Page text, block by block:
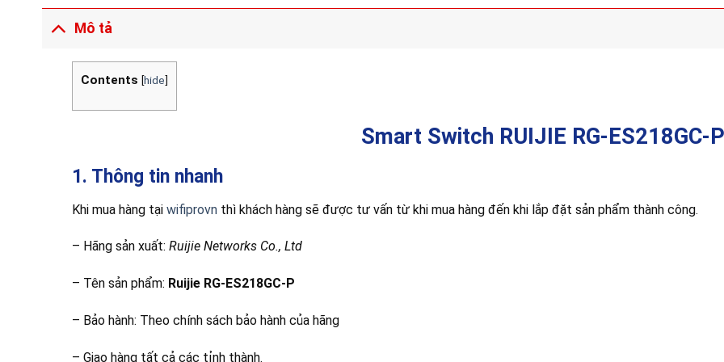
Mô tả
Contents [hide]
Smart Switch RUIJIE RG-ES218GC-P
1. Thông tin nhanh
Khi mua hàng tại wifiprovnthì khách hàng sẽ được tư vấn từ khi mua hàng đến khi lắp đặt sản phẩm thành công.
– Hãng sản xuất: Ruijie Networks Co., Ltd
– Tên sản phẩm: Ruijie RG-ES218GC-P
– Bảo hành: Theo chính sách bảo hành của hãng
– Giao hàng tất cả các tỉnh thành.